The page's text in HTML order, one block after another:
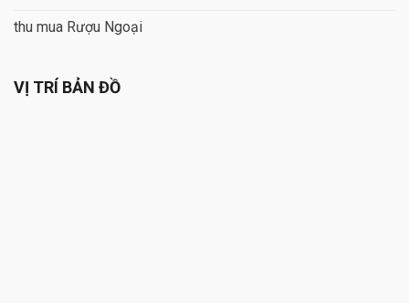
thu mua Rượu Ngoại
VỊ TRÍ BẢN ĐỒ